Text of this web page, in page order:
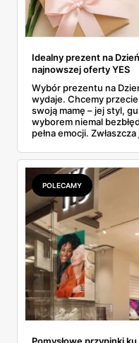
Idealny prezent na
najnowszej oferty YES
Wybór prezentu na
wydaje. Chcemy
swoją mamę – jej styl,
wyborem niemal
pełna emocji.
symbolikę i atrakcyjne
przygotowała
prezencie przy
moment, by spełnić
zaoszczędzić. Złoto,
nie brakuje. Wśród nich
miłośniczek
wyraziste formy. To co,
POLECAMY